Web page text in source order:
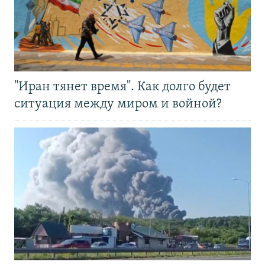
"Иран тянет время". Как долго будет
ситуация между миром и войной?